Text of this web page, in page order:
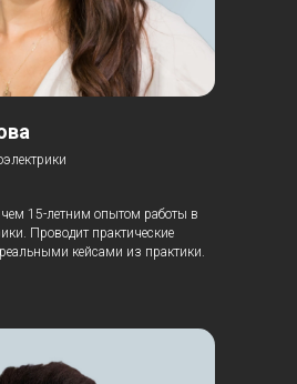
чем 15-летним опытом работы в
Проводит практические
кейсами из практики.